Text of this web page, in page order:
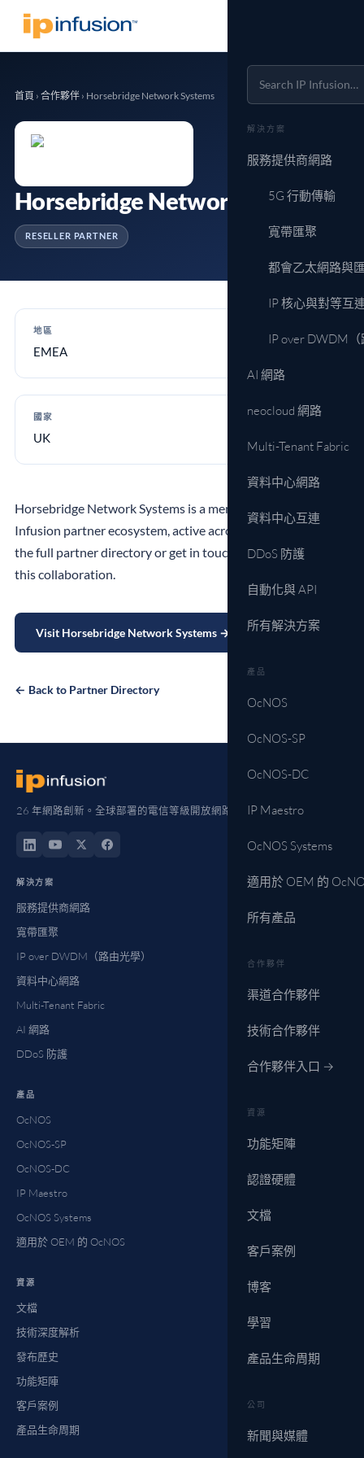
解決方案
服務提供商網路
5G 行動傳輸
寬帶匯聚
都會乙太網路與
IP 核心與對等互
IP over DWDM
AI 網路
neocloud 網路
Multi-Tenant Fabric
資料中心網路
資料中心互連
DDoS 防護
自動化與 API
所有解決方案
產品
OcNOS
OcNOS-SP
OcNOS-DC
IP Maestro
OcNOS Systems
適用於 OEM 的
所有產品
合作夥伴
渠道合作夥伴
技術合作夥伴
合作夥伴入口 →
資源
功能矩陣
認證硬體
文檔
客戶案例
博客
學習
產品生命周期
公司
新聞與媒體
首頁 › 合作夥伴 › Horsebridge Network Systems
Horsebridge Network Systems
RESELLER PARTNER
地區
EMEA
國家
UK
Horsebridge Network Systems is a member of the IP
Infusion partner ecosystem, active across EMEA. Explore
the full partner directory or get in touch to learn more about
this collaboration.
Visit Horsebridge Network Systems →
← Back to Partner Directory
26 年網路創新。全球部署的電信等級開放網路。
解決方案
服務提供商網路
寬帶匯聚
IP over DWDM（路由光學）
資料中心網路
Multi-Tenant Fabric
AI 網路
DDoS 防護
產品
OcNOS
OcNOS-SP
OcNOS-DC
IP Maestro
OcNOS Systems
適用於 OEM 的 OcNOS
資源
文檔
技術深度解析
發布歷史
功能矩陣
客戶案例
產品生命周期